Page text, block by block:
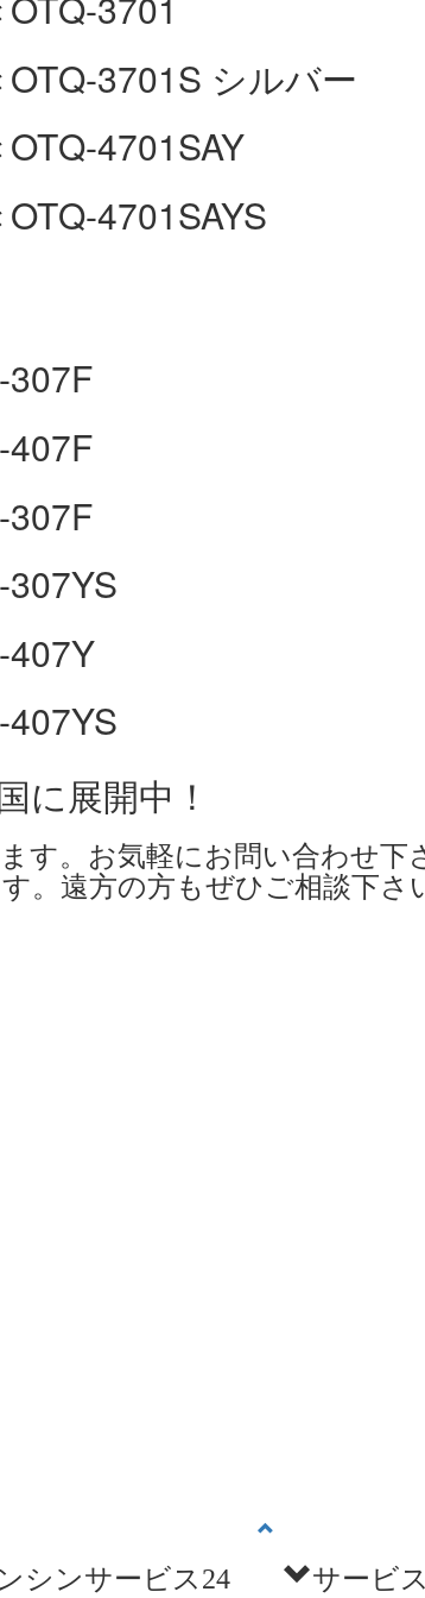
に展開中！
す。お気軽にお問い合わせ下
。遠方の方もぜひご相談下さ
シンサービス24 サービス